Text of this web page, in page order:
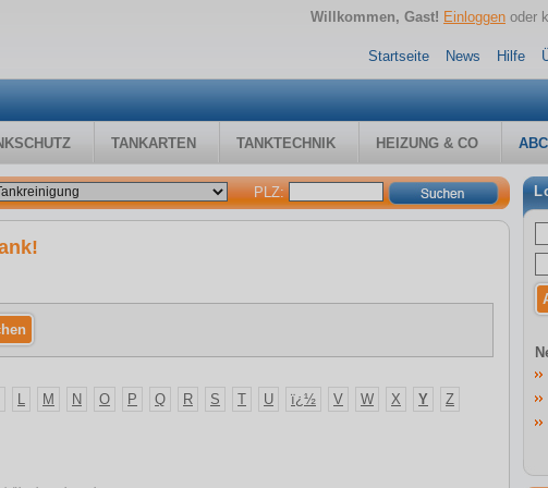
Willkommen, Gast! Einloggen oder
Startseite News Hilfe
TANKARTEN TANKTECHNIK HEIZUNG & CO ABC
PLZ:
L M N O P Q R S T U ï¿½ V W X Y Z